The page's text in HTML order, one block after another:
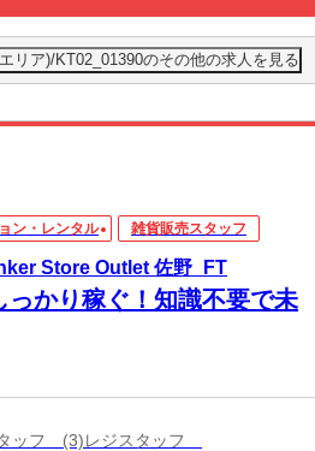
ア)/KT02_01390のその他の求人を見る
ン・レンタル 雑貨販売スタッフ
Store Outlet 佐野_FT
っかり稼ぐ！知識不要で未
ッフ (3)レジスタッフ